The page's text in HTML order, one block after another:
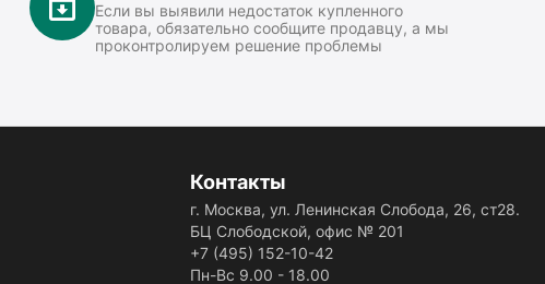
Если вы выявили недостаток купленного
товара, обязательно сообщите продавцу, а мы
проконтролируем решение проблемы
Контакты
г. Москва, ул. Ленинская Слобода, 26, ст28.
БЦ Слободской, офис № 201
+7 (495) 152-10-42
Пн-Вс 9.00 - 18.00